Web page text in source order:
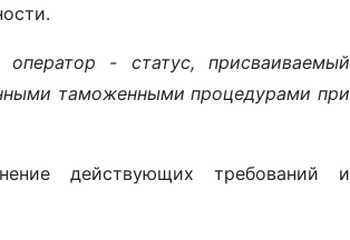
- статус, присваиваемый
таможенными процедурами при
действующих требований и